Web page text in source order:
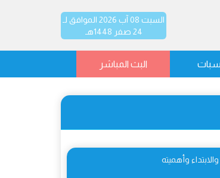
السبت 08 آب 2026 الموافق لـ
24 صفر 1448هـ
البث المباشر